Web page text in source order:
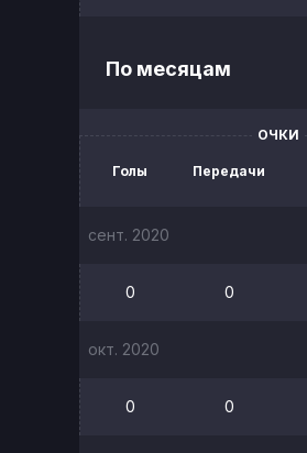
По месяцам
ОЧКИ
Голы Передачи
сент. 2020
0 0
окт. 2020
0 0